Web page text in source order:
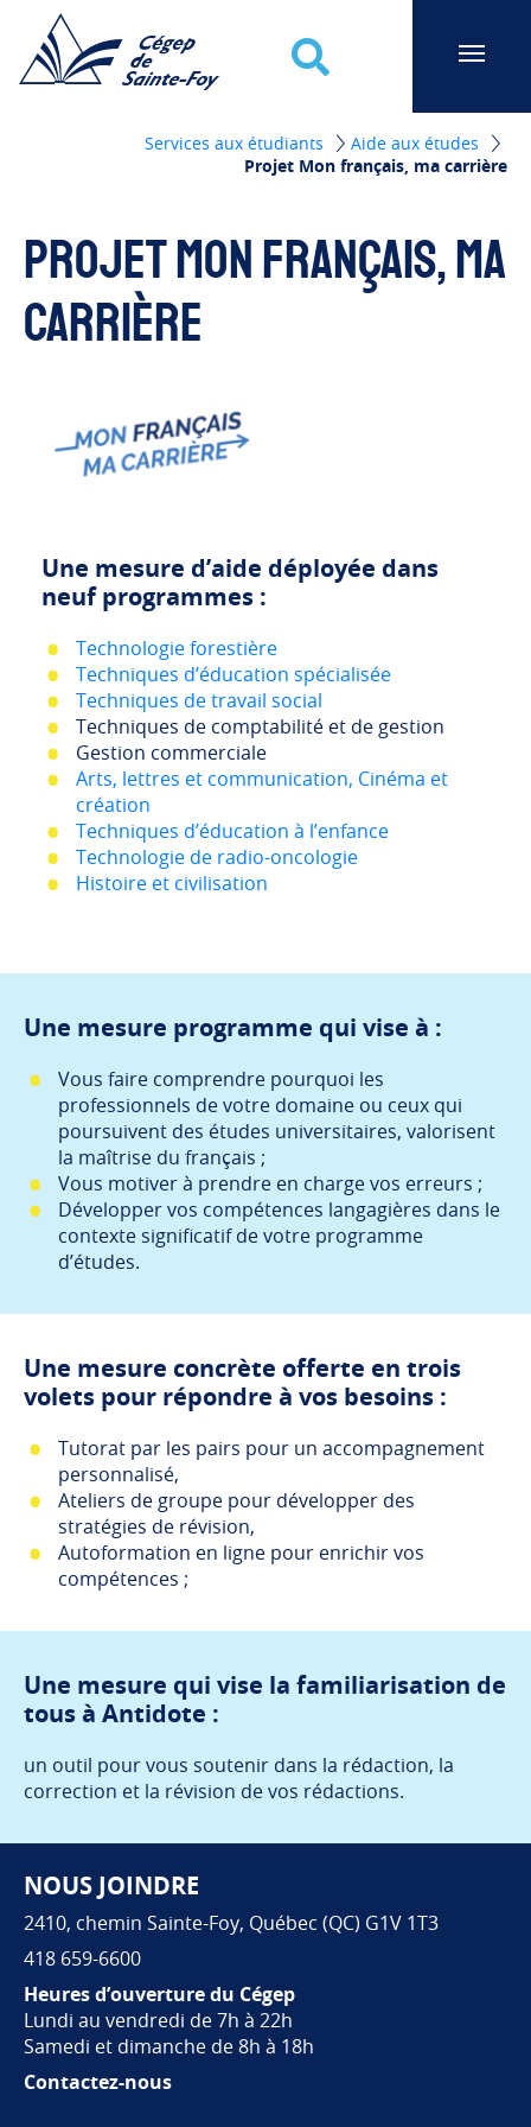
Services aux étudiants
Aide aux études
Projet Mon français, ma carrière
Projet Mon français, ma
carrière
Une mesure d’aide déployée dans
neuf programmes :
Technologie forestière
Techniques d’éducation spécialisée
Techniques de travail social
Techniques de comptabilité et de gestion
Gestion commerciale
Arts, lettres et communication, Cinéma et
création
Techniques d’éducation à l’enfance
Technologie de radio-oncologie
Histoire et civilisation
Une mesure programme qui vise à :
Vous faire comprendre pourquoi les
professionnels de votre domaine ou ceux qui
poursuivent des études universitaires, valorisent
la maîtrise du français ;
Vous motiver à prendre en charge vos erreurs ;
Développer vos compétences langagières dans le
contexte significatif de votre programme
d’études.
Une mesure concrète offerte en trois
volets pour répondre à vos besoins :
Tutorat par les pairs pour un accompagnement
personnalisé,
Ateliers de groupe pour développer des
stratégies de révision,
Autoformation en ligne pour enrichir vos
compétences ;
Une mesure qui vise la familiarisation de
tous à Antidote :
un outil pour vous soutenir dans la rédaction, la
correction et la révision de vos rédactions.
Pied de page
NOUS JOINDRE
2410, chemin Sainte-Foy, Québec (QC) G1V 1T3
418 659-6600
Heures d’ouverture du Cégep
Lundi au vendredi de 7h à 22h
Samedi et dimanche de 8h à 18h
Contactez-nous